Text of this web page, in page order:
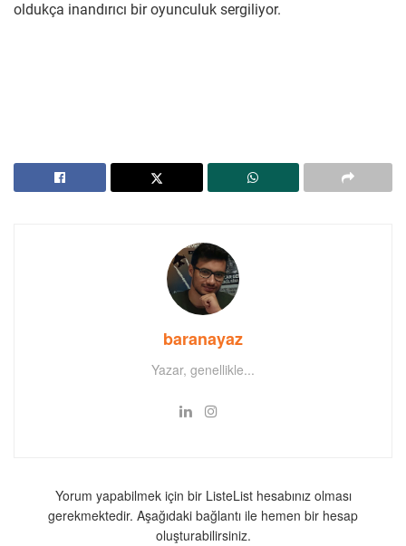
oldukça inandırıcı bir oyunculuk sergiliyor.
baranayaz
Yazar, genellikle...
Yorum yapabilmek için bir ListeList hesabınız olması
gerekmektedir. Aşağıdaki bağlantı ile hemen bir hesap
oluşturabilirsiniz.